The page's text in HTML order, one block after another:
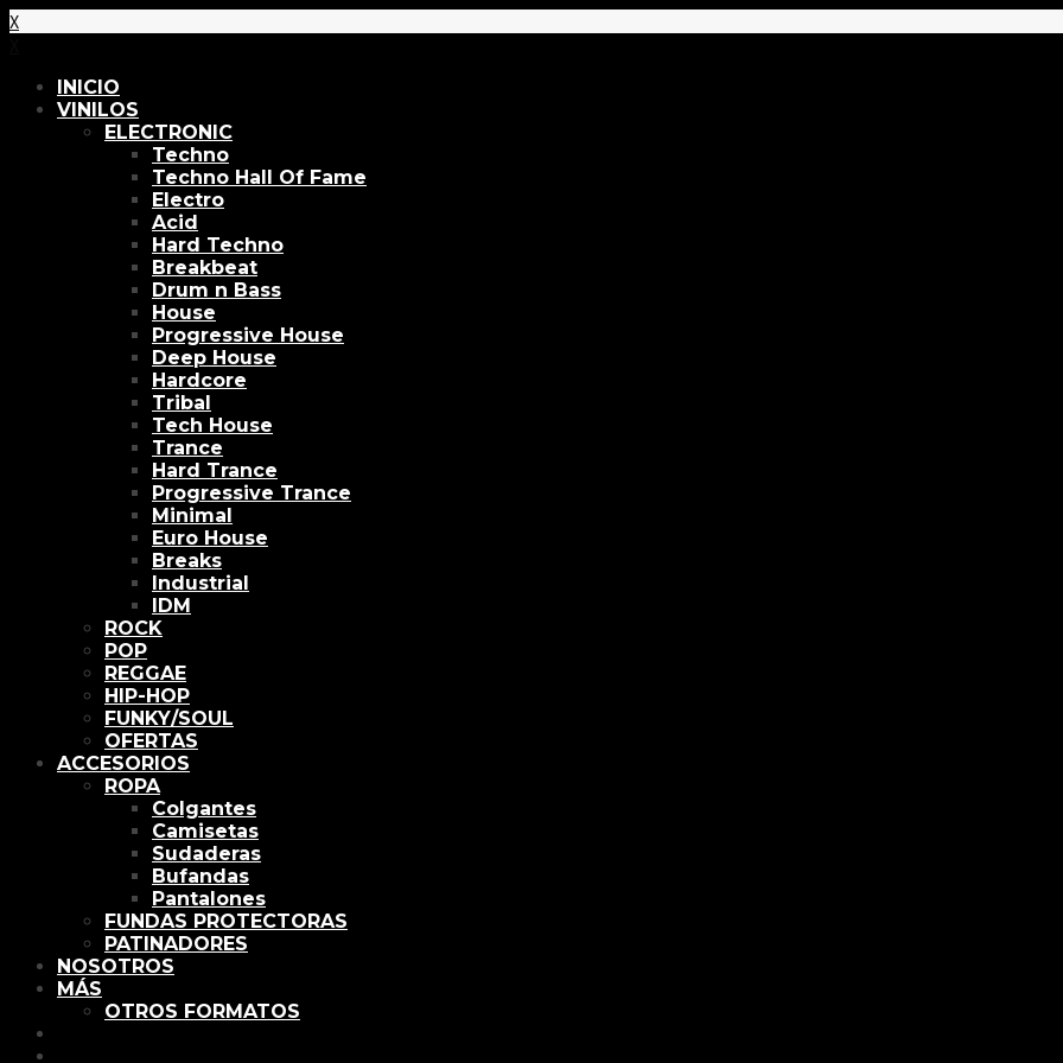
X
INICIO
VINILOS
ELECTRONIC
Techno
Techno Hall Of Fame
Electro
Acid
Hard Techno
Breakbeat
Drum n Bass
House
Progressive House
Deep House
Hardcore
Tribal
Tech House
Trance
Hard Trance
Progressive Trance
Minimal
Euro House
Breaks
Industrial
IDM
ROCK
POP
REGGAE
HIP-HOP
FUNKY/SOUL
OFERTAS
ACCESORIOS
ROPA
Colgantes
Camisetas
Sudaderas
Bufandas
Pantalones
FUNDAS PROTECTORAS
PATINADORES
NOSOTROS
MÁS
OTROS FORMATOS